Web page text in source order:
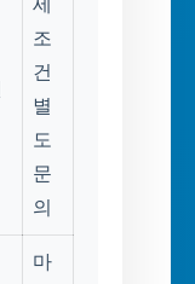
세
조
건
별
도
문
의
마